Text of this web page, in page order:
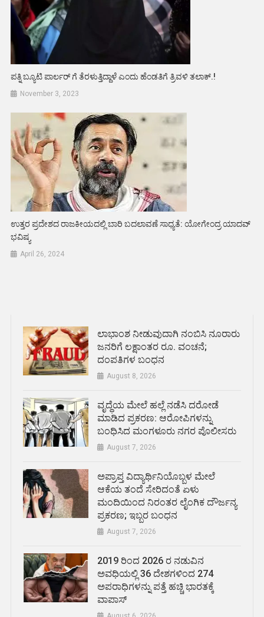
ಪತ್ನಿ ಬ್ಯೂಟಿ ಪಾರ್ಲರ್ ಗೆ ತೆರಳುತ್ತಿದ್ದಾಳೆ ಎಂದು ಹೆಂಡತಿಗೆ ತ್ರಿವಳಿ ತಲಾಕ್.!
November 3, 2023
ಉತ್ತರ ಪ್ರದೇಶದ ರಾಜಕೀಯದಲ್ಲಿ ಬಾರಿ ಬದಲಾವಣೆ ಸಾಧ್ಯತೆ: ಯೋಗೇಂದ್ರ ಯಾದವ್
ಭವಿಷ್ಯ
April 26, 2024
ಲಾಭಾಂಶ ನೀಡುವುದಾಗಿ ನಂಬಿಸಿ ನೂರಾರು
ಜನರಿಗೆ ಲಕ್ಷಾಂತರ ರೂ. ವಂಚನೆ;
ದಂಪತಿಗಳ ಬಂಧನ
August 8, 2026
ವೃದ್ಧೆಯ ಮೇಲೆ ಹಲ್ಲೆ ನಡೆಸಿ ದರೋಡೆ
ಮಾಡಿದ ಪ್ರಕರಣ: ಆರೋಪಿಗಳನ್ನು
ಬಂಧಿಸಿದ ಮಂಗಳೂರು ನಗರ ಪೊಲೀಸರು
August 7, 2026
ಅಪ್ರಾಪ್ತ ವಿದ್ಯಾರ್ಥಿನಿಯೊಬ್ಬಳ ಮೇಲೆ
ಆಕೆಯ ತಂದೆ ಸೇರಿದಂತೆ ಏಳು
ಮಂದಿಯಿಂದ ನಿರಂತರ ಲೈಂಗಿಕ ದೌರ್ಜನ್ಯ
ಪ್ರಕರಣ; ಇಬ್ಬರ ಬಂಧನ
August 7, 2026
2019 ರಿಂದ 2026 ರ ನಡುವಿನ
ಅವಧಿಯಲ್ಲಿ 36 ದೇಶಗಳಿಂದ 274
ಅಪರಾಧಿಗಳನ್ನು ಪತ್ತೆ ಹಚ್ಚಿ ಭಾರತಕ್ಕೆ
ವಾಪಾಸ್